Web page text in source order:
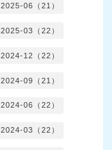
2025-06（21）
2025-03（22）
2024-12（22）
2024-09（21）
2024-06（22）
2024-03（22）